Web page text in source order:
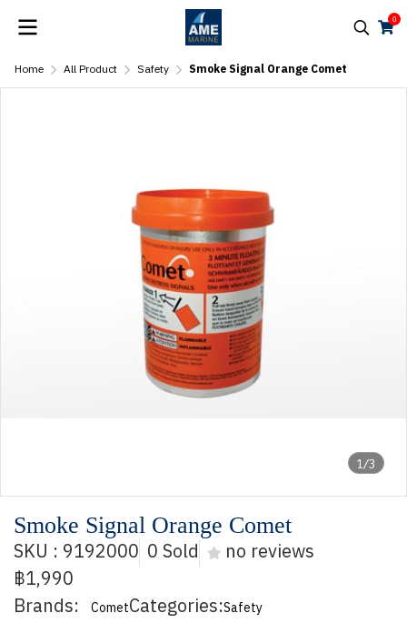
0
Home All Product Safety Smoke Signal Orange Comet
1/3
Smoke Signal Orange Comet
SKU : 9192000 0 Sold
no reviews
฿1,990
Brands:
CometCategories:Safety